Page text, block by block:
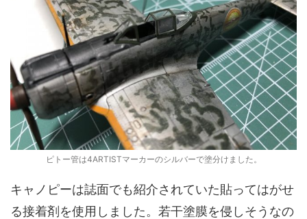
ピトー管は4ARTISTマーカーのシルバーで塗分けました。
キャノピーは誌面でも紹介されていた貼ってはがせ
る接着剤を使用しました。若干塗膜を侵しそうなの